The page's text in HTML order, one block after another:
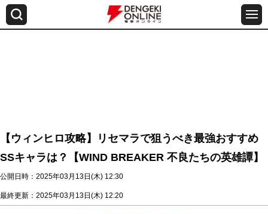
【ウィンヒロ攻略】リセマラで狙うべき最強おすすめ
SSキャラは？【WIND BREAKER 不良たちの英雄譚】
公開日時：2025年03月13日(木) 12:30
最終更新：2025年03月13日(木) 12:20